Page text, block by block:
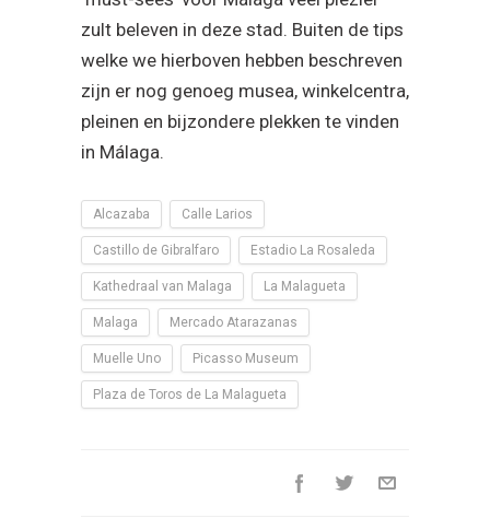
in Málaga.
Castillo de Gibralfaro Estadio La Rosaleda
Kathedraal van Malaga
Muelle Uno Picasso Museum
Plaza de Toros de La Malagueta